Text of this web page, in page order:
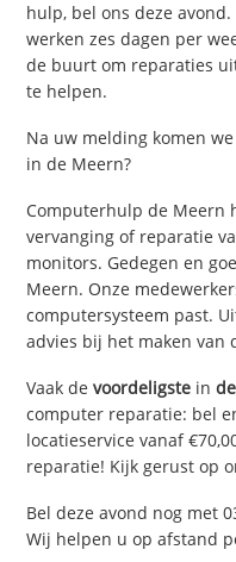
hulp, bel ons deze
werken zes dagen per
de buurt om reparaties
te helpen.
Na uw melding komen
in de Meern?
Computerhulp de Meern
vervanging of reparatie
monitors. Gedegen en
Meern. Onze
computersysteem past.
advies bij het maken van
Vaak devoordeligste in
computer reparatie: bel
locatieservice vanaf
reparatie! Kijk gerust op
Bel deze avond nog met
Wij helpen u op afstand